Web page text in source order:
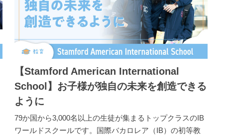
【Stamford American International
School】お子様が独自の未来を創造できる
ように
79か国から3,000名以上の生徒が集まるトップクラスのIB
ワールドスクールです。国際バカロレア（IB）の初等教